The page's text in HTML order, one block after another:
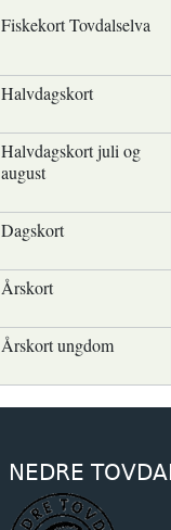
Fiskekort Tovdalselva
Halvdagskort
Halvdagskort juli og
august
Dagskort
Årskort
Årskort ungdom
NEDRE